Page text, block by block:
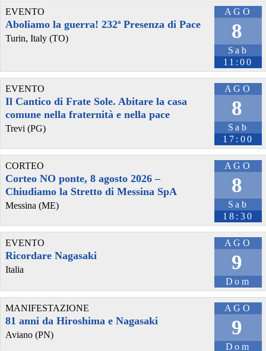
AGO
8
Sab
11:00
EVENTO
Aboliamo la guerra! 232ª Presenza di Pace
Turin, Italy (TO)
AGO
8
Sab
17:00
EVENTO
Il Cantico di Frate Sole. Abitare la casa
comune nella fraternità e nella pace
Trevi (PG)
AGO
8
Sab
18:30
CORTEO
Corteo NO ponte, 8 agosto 2026 –
Chiudiamo la Stretto di Messina SpA
Messina (ME)
AGO
9
Dom
EVENTO
Ricordare Nagasaki
Italia
AGO
9
Dom
MANIFESTAZIONE
81 anni da Hiroshima e Nagasaki
Aviano (PN)